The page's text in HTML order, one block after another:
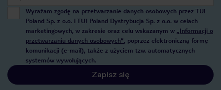
Wyrażam zgodę na przetwarzanie danych osobowych przez TUI
Poland Sp. z o.o. i TUI Poland Dystrybucja Sp. z o.o. w celach
marketingowych, w zakresie oraz celu wskazanym w „Informacji o
przetwarzaniu danych osobowych”, poprzez elektroniczną formę
komunikacji (e-mail), także z użyciem tzw. automatycznych
systemów wywołujących.
Zapisz się